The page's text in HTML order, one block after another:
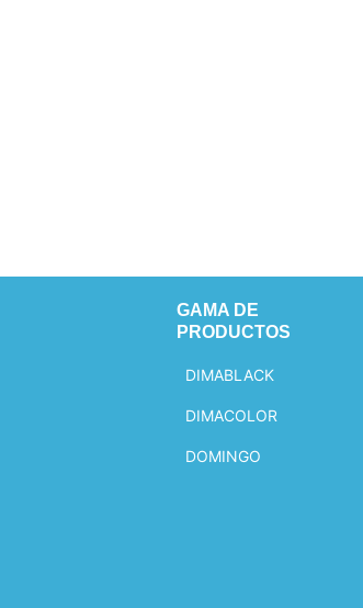
GAMA DE
PRODUCTOS
DIMABLACK
DIMACOLOR
DOMINGO